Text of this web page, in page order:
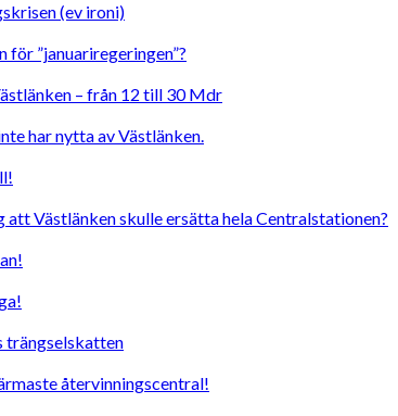
(ev ironi)
”januariregeringen”?
– från 12 till 30 Mdr
har nytta av Västlänken.
Västlänken skulle ersätta hela Centralstationen?
återvinningscentral!